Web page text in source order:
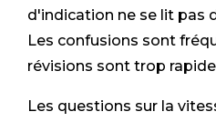
d'indication ne se lit pas
Les confusions sont
révisions sont trop
Les questions sur la